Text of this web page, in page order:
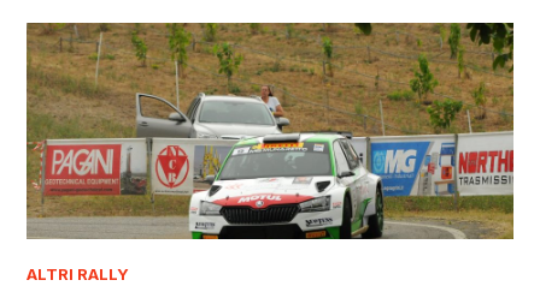
ALTRI RALLY